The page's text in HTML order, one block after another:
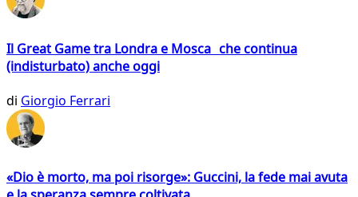
Il Great Game tra Londra e Mosca che continua
(indisturbato) anche oggi
di Giorgio Ferrari
«Dio è morto, ma poi risorge»: Guccini, la fede mai avuta